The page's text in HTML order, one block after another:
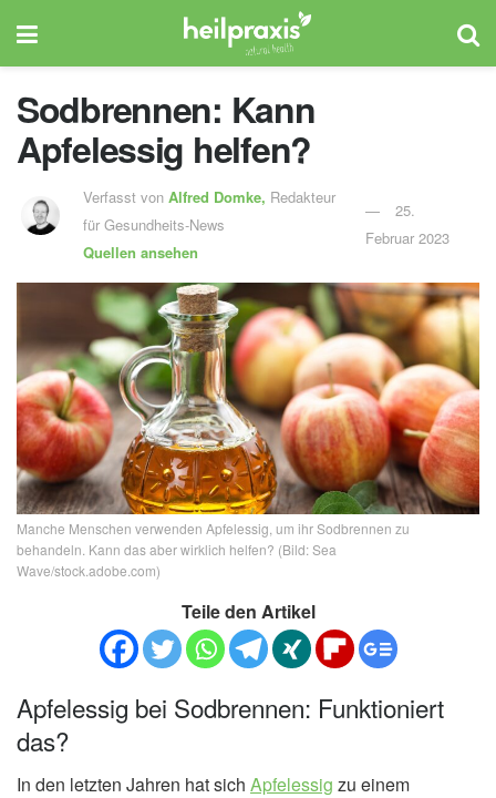
Sodbrennen: Kann
Apfelessig helfen?
Verfasst vonAlfred Domke, Redakteur
für Gesundheits-News
Quellen ansehen
25.
Februar 2023
Manche Menschen verwenden Apfelessig, um ihr Sodbrennen zu
behandeln. Kann das aber wirklich helfen? (Bild: Sea
Wave/stock.adobe.com)
Teile den Artikel
Apfelessig bei Sodbrennen: Funktioniert
das?
In den letzten Jahren hat sich Apfelessig zu einem